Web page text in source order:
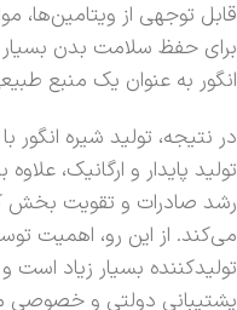
قابل توجهی از ویتامین‌ها،
برای حفظ سلامت بدن
انگور به عنوان یک منبع
در نتیجه، تولید شیره انگور
تولید پایدار و ارگانیک،
رشد صادرات و تقویت بخش
می‌کند. از این رو، اهمیت
تولیدکننده بسیار زیاد
پشتیبانی دولتی و خصوصی